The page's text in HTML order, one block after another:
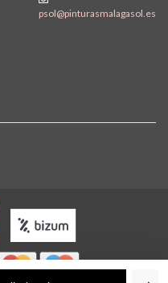
psol@pinturasmalagasol.es